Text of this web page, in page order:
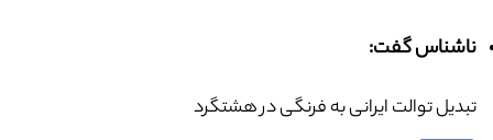
ناشناس گفت:
تبدیل توالت ایرانی به فرنگی در هشتگرد